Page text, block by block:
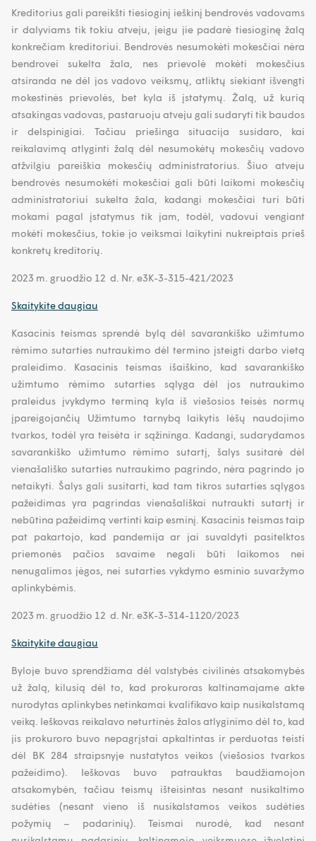
Kreditorius gali pareikšti tiesioginį ieškinį bendrovės vadovams
ir dalyviams tik tokiu atveju, jeigu jie padarė tiesioginę žalą
konkrečiam kreditoriui. Bendrovės nesumokėti mokesčiai nėra
bendrovei sukelta žala, nes prievolė mokėti mokesčius
atsiranda ne dėl jos vadovo veiksmų, atliktų siekiant išvengti
mokestinės prievolės, bet kyla iš įstatymų. Žalą, už kurią
atsakingas vadovas, pastaruoju atveju gali sudaryti tik baudos
ir delspinigiai. Tačiau priešinga situacija susidaro, kai
reikalavimą atlyginti žalą dėl nesumokėtų mokesčių vadovo
atžvilgiu pareiškia mokesčių administratorius. Šiuo atveju
bendrovės nesumokėti mokesčiai gali būti laikomi mokesčių
administratoriui sukelta žala, kadangi mokesčiai turi būti
mokami pagal įstatymus tik jam, todėl, vadovui vengiant
mokėti mokesčius, tokie jo veiksmai laikytini nukreiptais prieš
konkretų kreditorių.
2023 m. gruodžio 12 d. Nr. e3K-3-315-421/2023
Skaitykite daugiau
Kasacinis teismas sprendė bylą dėl savarankiško užimtumo
rėmimo sutarties nutraukimo dėl termino įsteigti darbo vietą
praleidimo. Kasacinis teismas išaiškino, kad savarankiško
užimtumo rėmimo sutarties sąlyga dėl jos nutraukimo
praleidus įvykdymo terminą kyla iš viešosios teisės normų
įpareigojančių Užimtumo tarnybą laikytis lėšų naudojimo
tvarkos, todėl yra teisėta ir sąžininga. Kadangi, sudarydamos
savarankiško užimtumo rėmimo sutartį, šalys susitarė dėl
vienašališko sutarties nutraukimo pagrindo, nėra pagrindo jo
netaikyti. Šalys gali susitarti, kad tam tikros sutarties sąlygos
pažeidimas yra pagrindas vienašališkai nutraukti sutartį ir
nebūtina pažeidimą vertinti kaip esminį. Kasacinis teismas taip
pat pakartojo, kad pandemija ar jai suvaldyti pasitelktos
priemonės pačios savaime negali būti laikomos nei
nenugalimos jėgos, nei sutarties vykdymo esminio suvaržymo
aplinkybėmis.
2023 m. gruodžio 12 d. Nr. e3K-3-314-1120/2023
Skaitykite daugiau
Byloje buvo sprendžiama dėl valstybės civilinės atsakomybės
už žalą, kilusią dėl to, kad prokuroras kaltinamajame akte
nurodytas aplinkybes netinkamai kvalifikavo kaip nusikalstamą
veiką. Ieškovas reikalavo neturtinės žalos atlyginimo dėl to, kad
jis prokuroro buvo nepagrįstai apkaltintas ir perduotas teisti
dėl BK 284 straipsnyje nustatytos veikos (viešosios tvarkos
pažeidimo). Ieškovas buvo patrauktas baudžiamojon
atsakomybėn, tačiau teismų išteisintas nesant nusikaltimo
sudėties (nesant vieno iš nusikalstamos veikos sudėties
požymių – padarinių). Teismai nurodė, kad nesant